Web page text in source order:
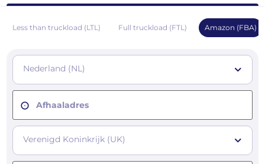
Less than truckload (LTL) Full truckload (FTL) Amazon (FBA)
Nederland (NL)
Afhaaladres
Verenigd Koninkrijk (UK)